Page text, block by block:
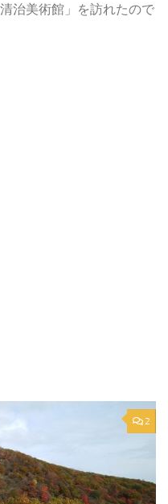
治美術館」を訪れたので
2